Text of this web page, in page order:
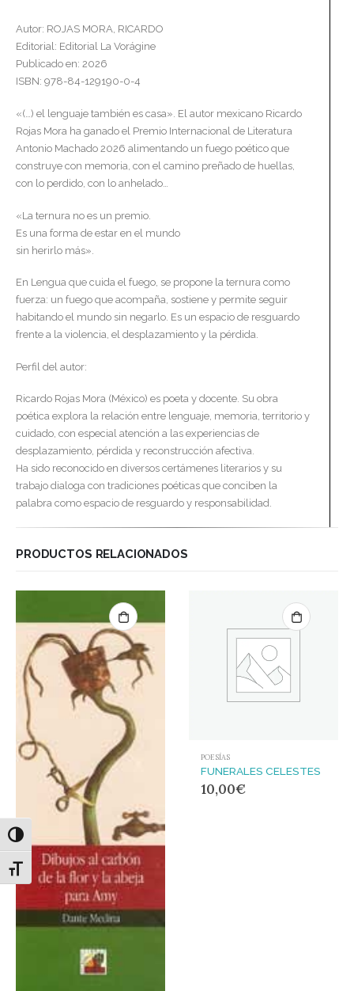
Alternar alto contraste
Alternar tamaño de letra
Autor: ROJAS MORA, RICARDO
Editorial: Editorial La Vorágine
Publicado en: 2026
ISBN: 978-84-129190-0-4
«(…) el lenguaje también es casa». El autor mexicano Ricardo
Rojas Mora ha ganado el Premio Internacional de Literatura
Antonio Machado 2026 alimentando un fuego poético que
construye con memoria, con el camino preñado de huellas,
con lo perdido, con lo anhelado…
«La ternura no es un premio.
Es una forma de estar en el mundo
sin herirlo más».
En Lengua que cuida el fuego, se propone la ternura como
fuerza: un fuego que acompaña, sostiene y permite seguir
habitando el mundo sin negarlo. Es un espacio de resguardo
frente a la violencia, el desplazamiento y la pérdida.
Perfil del autor:
Ricardo Rojas Mora (México) es poeta y docente. Su obra
poética explora la relación entre lenguaje, memoria, territorio y
cuidado, con especial atención a las experiencias de
desplazamiento, pérdida y reconstrucción afectiva.
Ha sido reconocido en diversos certámenes literarios y su
trabajo dialoga con tradiciones poéticas que conciben la
palabra como espacio de resguardo y responsabilidad.
PRODUCTOS RELACIONADOS
POESÍAS
FUNERALES CELESTES
10,00€